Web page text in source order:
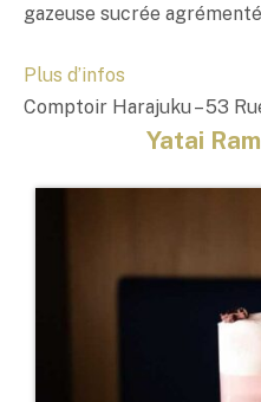
gazeuse sucrée
Plus d’infos
Comptoir Harajuku – 53
Yatai